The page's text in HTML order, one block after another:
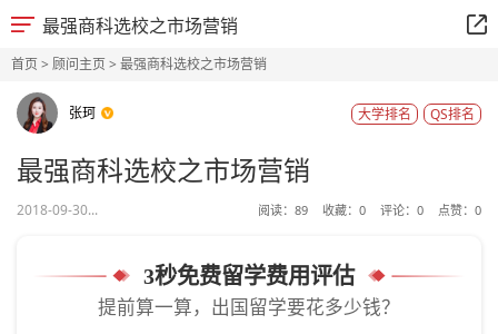
最强商科选校之市场营销
首页> 顾问主页> 最强商科选校之市场营销
张珂 QS排名
大学排名
最强商科选校之市场营销
2018-09-30... 阅读： 89 收藏： 0 评论： 0 点赞： 0
3秒免费留学费用评估
提前算一算，出国留学要花多少钱？